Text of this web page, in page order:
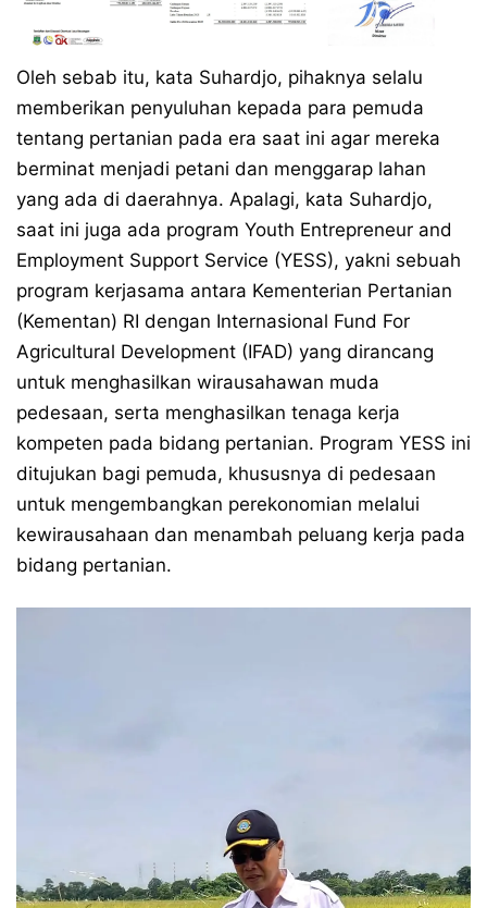
Oleh sebab itu, kata Suhardjo, pihaknya selalu
memberikan penyuluhan kepada para pemuda
tentang pertanian pada era saat ini agar mereka
berminat menjadi petani dan menggarap lahan
yang ada di daerahnya. Apalagi, kata Suhardjo,
saat ini juga ada program Youth Entrepreneur and
Employment Support Service (YESS), yakni sebuah
program kerjasama antara Kementerian Pertanian
(Kementan) RI dengan Internasional Fund For
Agricultural Development (IFAD) yang dirancang
untuk menghasilkan wirausahawan muda
pedesaan, serta menghasilkan tenaga kerja
kompeten pada bidang pertanian. Program YESS ini
ditujukan bagi pemuda, khususnya di pedesaan
untuk mengembangkan perekonomian melalui
kewirausahaan dan menambah peluang kerja pada
bidang pertanian.